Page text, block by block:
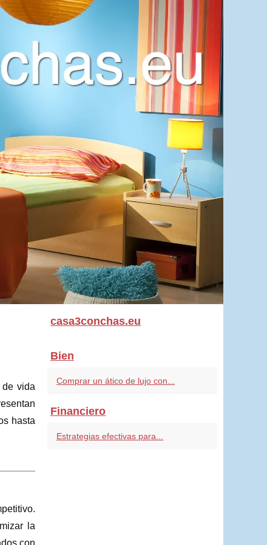
vida
hasta
la
con
casa3conchas.eu
Bien
Comprar un ático de lujo con...
Financiero
Estrategias efectivas para...